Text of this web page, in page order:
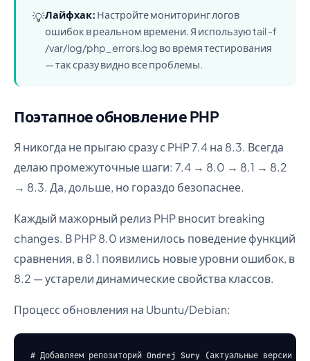
💡Лайфхак: Настройте мониторинг логов
ошибок в реальном времени. Я использую tail -f
/var/log/php_errors.log во время тестирования
— так сразу видно все проблемы.
Поэтапное обновление PHP
Я никогда не прыгаю сразу с PHP 7.4 на 8.3. Всегда
делаю промежуточные шаги: 7.4 → 8.0 → 8.1 → 8.2
→ 8.3. Да, дольше, но гораздо безопаснее.
Каждый мажорный релиз PHP вносит breaking
changes. В PHP 8.0 изменилось поведение функций
сравнения, в 8.1 появились новые уровни ошибок, в
8.2 — устарели динамические свойства классов.
Процесс обновления на Ubuntu/Debian:
# Добавляем репозиторий Ondrej Sury (актуальные версии